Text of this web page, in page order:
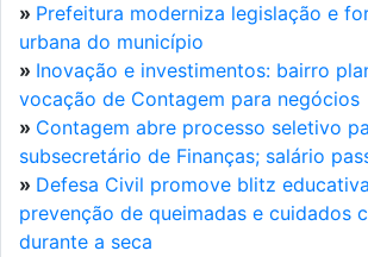
» Prefeitura moderniza legislação e
urbana do município
» Inovação e investimentos: bairro
vocação de Contagem para negócios
» Contagem abre processo seletivo
subsecretário de Finanças; salário
» Defesa Civil promove blitz
prevenção de queimadas e cuidados
durante a seca